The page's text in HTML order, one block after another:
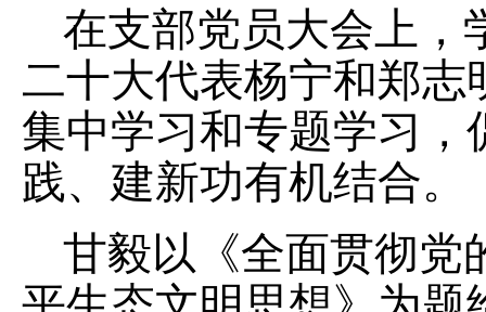
在支部党员大会上，
二十大代表杨宁和郑
集中学习和专题学习
践、建新功有机结合。
甘毅以《全面贯彻